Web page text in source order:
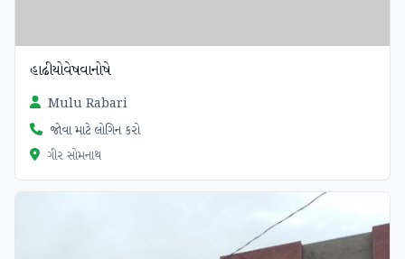
હાઢીયોવેષવાનોષે
Mulu Rabari
જોવા માટે લોગિન કરો
ગીર સોમનાથ